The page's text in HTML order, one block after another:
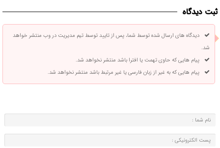
ثبت دیدگاه
دیدگاه های ارسال شده توسط شما، پس از تایید توسط تیم مدیریت در وب منتشر خواهد
شد.
پیام هایی که حاوی تهمت یا افترا باشد منتشر نخواهد شد.
پیام هایی که به غیر از زبان فارسی یا غیر مرتبط باشد منتشر نخواهد شد.